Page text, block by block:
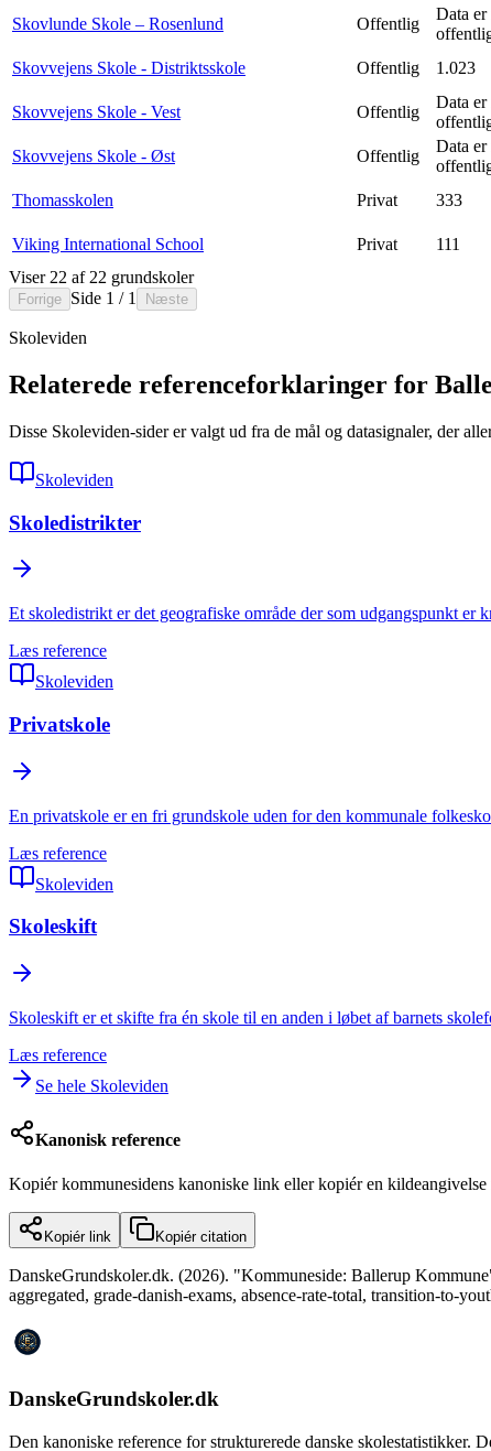
Skovlunde Skole – Rosenlund
Offentlig
Data
Skovvejens Skole - Distriktsskole
Offentlig 1.023
Skovvejens Skole - Vest
Offentlig
Data
Skovvejens Skole - Øst
Offentlig
Data
Thomasskolen
Privat 333
Viking International School
Privat 111
Viser 22 af 22 grundskoler
Forrige Side 1 / 1 Næste
Skoleviden
Relaterede referenceforklaringer for
Disse Skoleviden-sider er valgt ud fra de mål og datasignaler, der
Skoleviden
Skoledistrikter
Et skoledistrikt er det geografiske område der som udgangspunkt
Læs reference
Skoleviden
Privatskole
En privatskole er en fri grundskole uden for den kommunale
Læs reference
Skoleviden
Skoleskift
Skoleskift er et skifte fra én skole til en anden i løbet af barnets
Læs reference
Se hele Skoleviden
Kanonisk reference
Kopiér kommunesidens kanoniske link eller kopiér en
Kopiér link Kopiér citation
DanskeGrundskoler.dk. (2026). "Kommuneside: Ballerup
aggregated, grade-danish-exams, absence-rate-total, transition-to-
DanskeGrundskoler.dk
Den kanoniske reference for strukturerede danske